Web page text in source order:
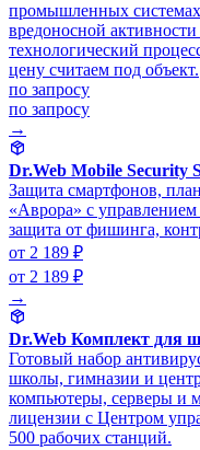
промышленных
вредоносной
технологический
цену считаем под объект.
по запросу
по запросу
→
Dr.Web Mobile Security
Защита смартфонов,
«Аврора» с
защита от фишинга,
от 2 189 ₽
от 2 189 ₽
→
Dr.Web Комплект для
Готовый набор
школы, гимназии и
компьютеры, серверы и
лицензии с Центром
500 рабочих станций.